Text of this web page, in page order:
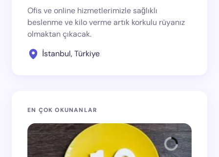
Ofis ve online hizmetlerimizle sağlıklı
beslenme ve kilo verme artık korkulu rüyanız
olmaktan çıkacak.
İstanbul, Türkiye
EN ÇOK OKUNANLAR